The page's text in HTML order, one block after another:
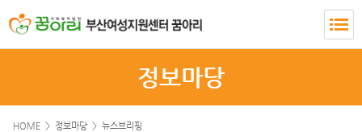
정보마당
HOME > 정보마당 >뉴스브리핑